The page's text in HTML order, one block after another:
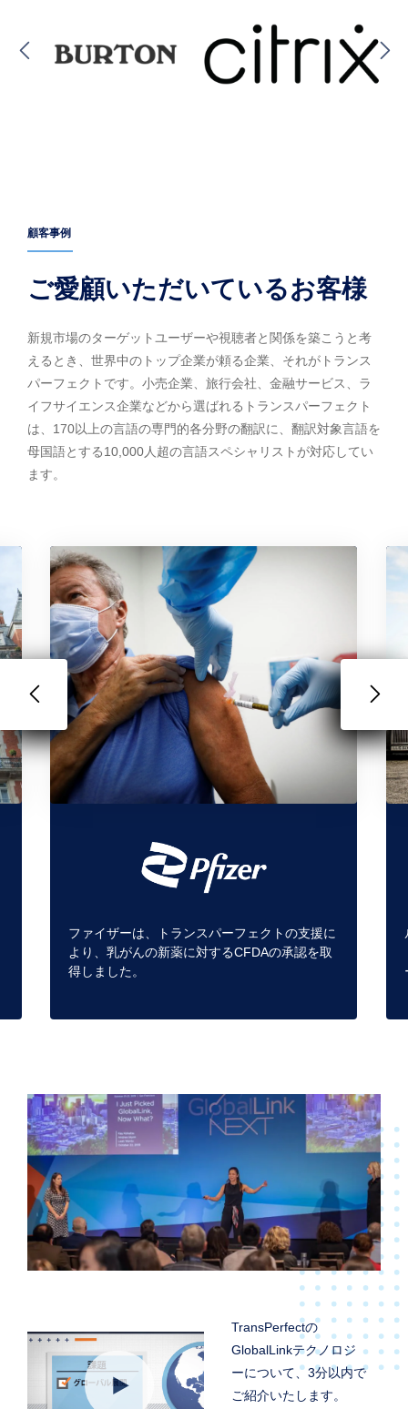
顧客事例
ご愛顧いただいているお客様
新規市場のターゲットユーザーや視聴者と関係を築こうと考
えるとき、世界中のトップ企業が頼る企業、それがトランス
パーフェクトです。小売企業、旅行会社、金融サービス、ラ
イフサイエンス企業などから選ばれるトランスパーフェクト
は、170以上の言語の専門的各分野の翻訳に、翻訳対象言語を
母国語とする10,000人超の言語スペシャリストが対応してい
ます。
ファイザーは、トランスパーフェクトの支援に
より、乳がんの新薬に対するCFDAの承認を取
得しました。
TransPerfectの
GlobalLinkテクノロジ
ーについて、3分以内で
ご紹介いたします。